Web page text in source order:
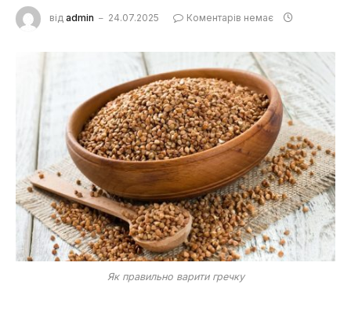
від admin 24.07.2025 Коментарів немає
Як правильно варити гречку